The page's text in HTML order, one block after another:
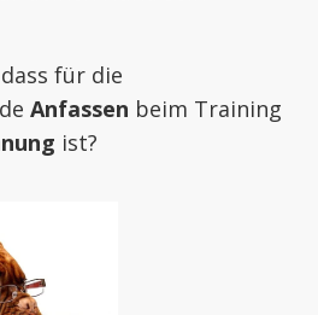
für die
Anfassen beim Training
ist?